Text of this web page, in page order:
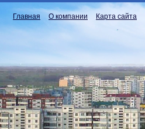
Главная О компании Карта сайта